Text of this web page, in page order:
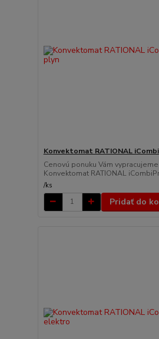
Konvektomat RATIONAL
Cenovú ponuku Vám
Konvektomat RATIONAL
/ks
Pridať do